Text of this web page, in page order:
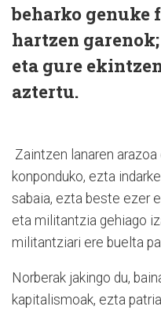
beharko
hartzen
eta gure
aztertu.
Zaintzen lanaren
konponduko, ezta
sabaia, ezta beste ezer
eta militantzia gehiago
militantziari ere buelta
Norberak jakingo du,
kapitalismoak, ezta